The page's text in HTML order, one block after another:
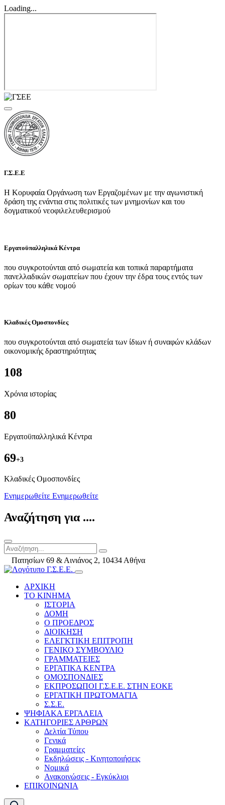
Loading...
Γ.Σ.Ε.Ε
Η Κορυφαία Οργάνωση των Εργαζομένων με την αγωνιστική
δράση της ενάντια στις πολιτικές των μνημονίων και του
δογματικού νεοφιλελευθερισμού
Εργατοϋπαλληλικά Κέντρα
που συγκροτούνται από σωματεία και τοπικά παραρτήματα
πανελλαδικών σωματείων που έχουν την έδρα τους εντός των
ορίων του κάθε νομού
Κλαδικές Ομοσπονδίες
που συγκροτούνται από σωματεία των ίδιων ή συναφών κλάδων
οικονομικής δραστηριότητας
108
Χρόνια ιστορίας
80
Εργατοϋπαλληλικά Κέντρα
69+3
Kλαδικές Ομοσπονδίες
Ενημερωθείτε Ενημερωθείτε
Αναζήτηση για ....
Πατησίων 69 & Αινιάνος 2, 10434 Αθήνα
ΑΡΧΙΚΗ
ΤΟ ΚΙΝΗΜΑ
ΙΣΤΟΡΙΑ
ΔΟΜΗ
Ο ΠΡΟΕΔΡΟΣ
ΔΙΟΙΚΗΣΗ
ΕΛΕΓΚΤΙΚΗ ΕΠΙΤΡΟΠΗ
ΓΕΝΙΚΟ ΣΥΜΒΟΥΛΙΟ
ΓΡΑΜΜΑΤΕΙΕΣ
ΕΡΓΑΤΙΚΑ ΚΕΝΤΡΑ
ΟΜΟΣΠΟΝΔΙΕΣ
ΕΚΠΡΟΣΩΠΟΙ Γ.Σ.Ε.Ε. ΣΤΗΝ ΕΟΚΕ
ΕΡΓΑΤΙΚΗ ΠΡΩΤΟΜΑΓΙΑ
Σ.Σ.Ε.
ΨΗΦΙΑΚΑ ΕΡΓΑΛΕΙΑ
ΚΑΤΗΓΟΡΙΕΣ ΑΡΘΡΩΝ
Δελτία Τύπου
Γενικά
Γραμματείες
Εκδηλώσεις - Κινητοποιήσεις
Νομικά
Ανακοινώσεις - Εγκύκλιοι
ΕΠΙΚΟΙΝΩΝΙΑ